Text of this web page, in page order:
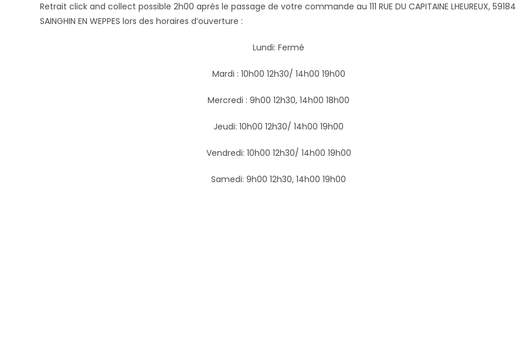
Retrait click and collect possible 2h00 après le passage de votre commande au 111 RUE DU CAPITAINE LHEUREUX, 59184
SAINGHIN EN WEPPES lors des horaires d’ouverture :
Lundi: Fermé
Mardi : 10h00 12h30/ 14h00 19h00
Mercredi : 9h00 12h30, 14h00 18h00
Jeudi: 10h00 12h30/ 14h00 19h00
Vendredi: 10h00 12h30/ 14h00 19h00
Samedi: 9h00 12h30, 14h00 19h00